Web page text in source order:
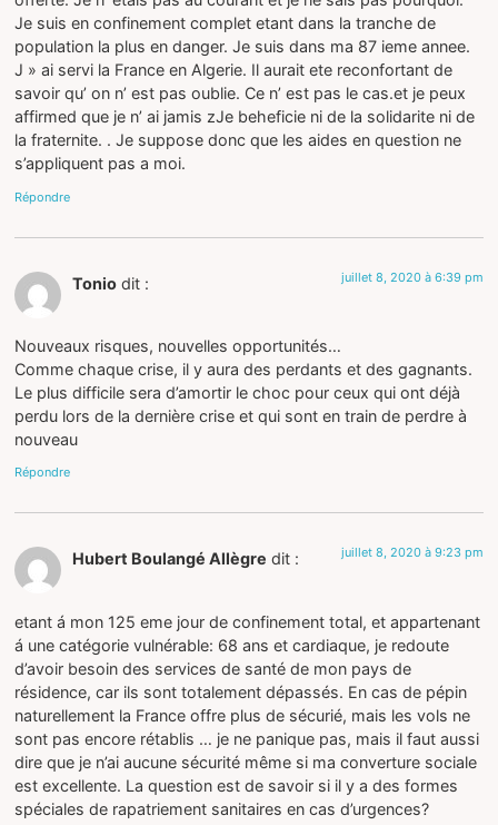
Je suis en confinement complet etant dans la tranche de
population la plus en danger. Je suis dans ma 87 ieme annee.
J » ai servi la France en Algerie. Il aurait ete reconfortant de
savoir qu’ on n’ est pas oublie. Ce n’ est pas le cas.et je peux
affirmed que je n’ ai jamis zJe beheficie ni de la solidarite ni de
la fraternite. . Je suppose donc que les aides en question ne
s’appliquent pas a moi.
Répondre
Tonio dit : juillet 8, 2020 à 6:39 pm
Nouveaux risques, nouvelles opportunités…
Comme chaque crise, il y aura des perdants et des gagnants.
Le plus difficile sera d’amortir le choc pour ceux qui ont déjà
perdu lors de la dernière crise et qui sont en train de perdre à
nouveau
Répondre
Hubert Boulangé Allègre dit : juillet 8, 2020 à 9:23 pm
etant á mon 125 eme jour de confinement total, et appartenant
á une catégorie vulnérable: 68 ans et cardiaque, je redoute
d’avoir besoin des services de santé de mon pays de
résidence, car ils sont totalement dépassés. En cas de pépin
naturellement la France offre plus de sécurié, mais les vols ne
sont pas encore rétablis … je ne panique pas, mais il faut aussi
dire que je n’ai aucune sécurité même si ma converture sociale
est excellente. La question est de savoir si il y a des formes
spéciales de rapatriement sanitaires en cas d’urgences?